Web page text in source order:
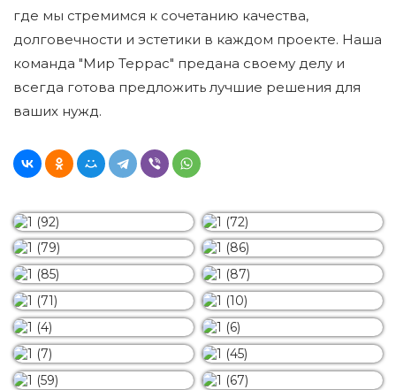
где мы стремимся к сочетанию качества,
долговечности и эстетики в каждом проекте. Наша
команда "Мир Террас" предана своему делу и
всегда готова предложить лучшие решения для
ваших нужд.